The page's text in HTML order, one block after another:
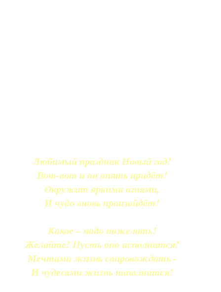
Любимый праздник Новый год!
Вот-вот и он опять придёт!
Окружит яркими огнями,
И чудо вновь произойдёт!
Какое – надо пожелать!
Желайте! Пусть оно исполнится!
Мечтами жизнь сопровождать -
И чудесами жизнь наполнится!